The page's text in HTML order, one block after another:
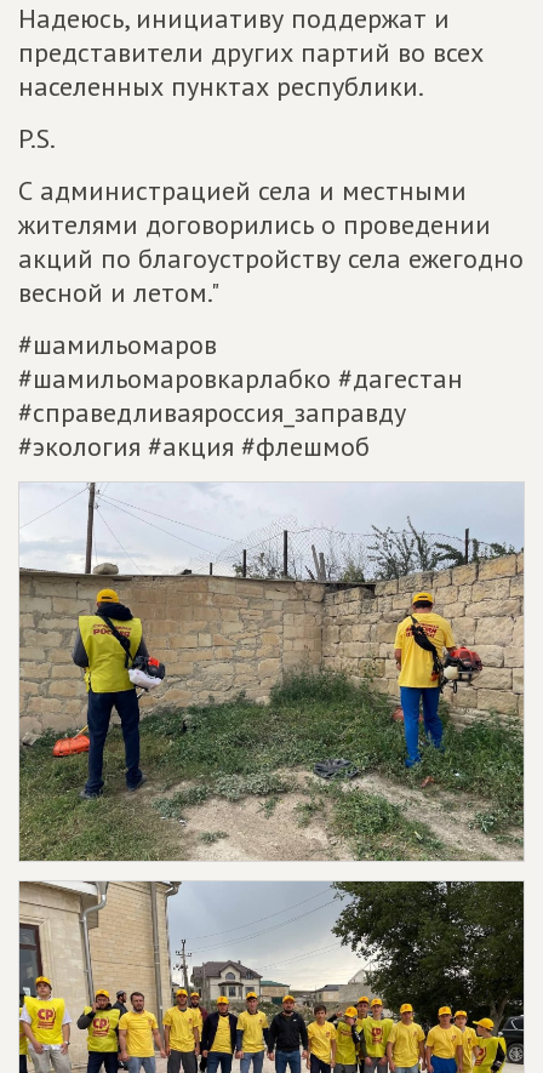
Надеюсь, инициативу поддержат и
представители других партий во всех
населенных пунктах республики.
P.S.
С администрацией села и местными
жителями договорились о проведении
акций по благоустройству села ежегодно
весной и летом."
#шамильомаров
#шамильомаровкарлабко #дагестан
#справедливаяроссия_заправду
#экология #акция #флешмоб